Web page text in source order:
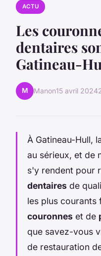
ACTU
Les
dentaires
Gatineau-
M Manon15 avril 2024
À Gatineau-Hull,
au sérieux, et de
s'y rendent pour
dentaires de
les plus courants
couronnes et de
que savez-vous
de restauration